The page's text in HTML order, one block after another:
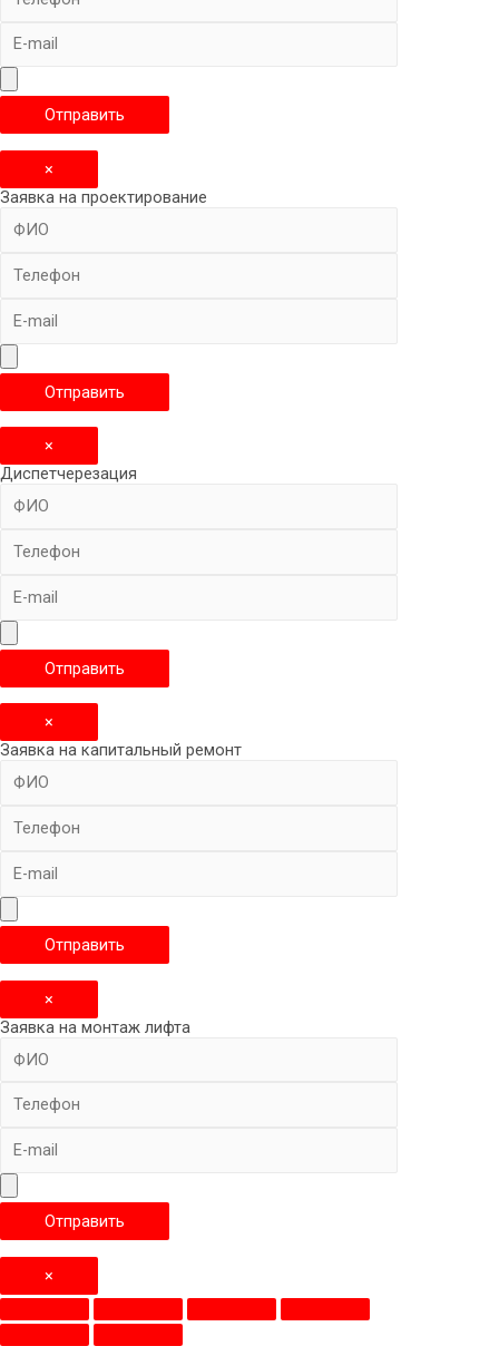
×
Заявка на проектирование
×
Диспетчерезация
×
Заявка на капитальный ремонт
×
Заявка на монтаж лифта
×